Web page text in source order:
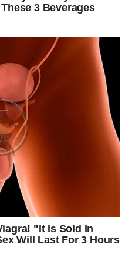
vijest koja
ili prilika koja vam
vas dugo opterećuje.
korist.
konkretne rezultate.